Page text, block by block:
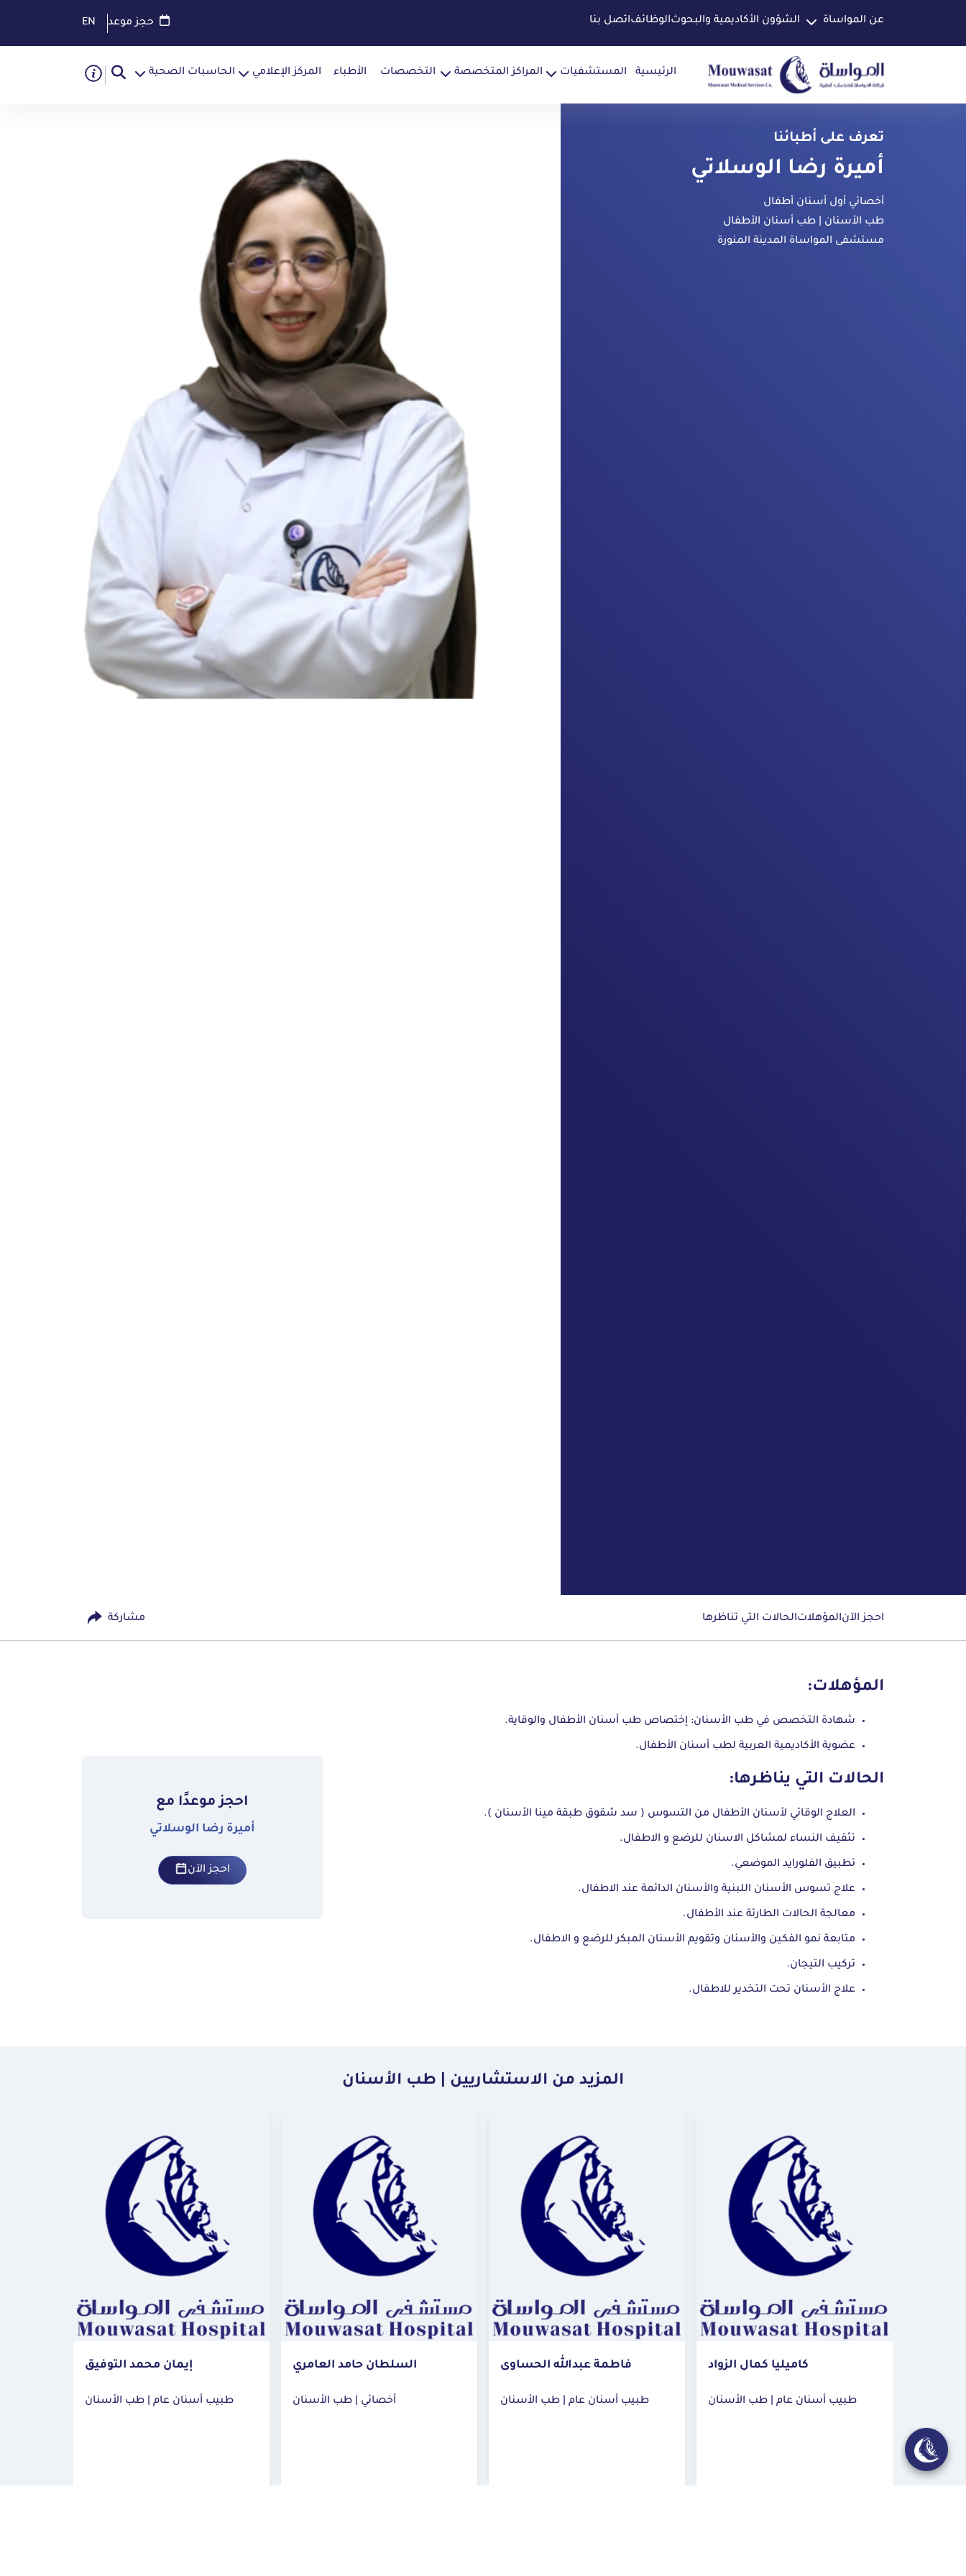
عن المواساة الشؤون الأكاديمية والبحوثالوظائفاتصل بنا حجز موعد EN
الرئيسية المستشفيات المراكز المتخصصة التخصصات الأطباء المركز الإعلامي الحاسبات الصحية
تعرف على أطبائنا
أميرة رضا الوسلاتي
أخصائي أول أسنان أطفال
طب الأسنان | طب أسنان الأطفال
مستشفى المواساة المدينة المنورة
احجز الآنالمؤهلاتالحالات التي تناظرها مشاركة
المؤهلات:
شهادة التخصص في طب الأسنان: إختصاص طب أسنان الأطفال والوقاية.
عضوية الأكاديمية العربية لطب أسنان الأطفال.
الحالات التي يناظرها:
العلاج الوقائي لأسنان الأطفال من التسوس ( سد شقوق طبقة مينا الأسنان ).
تثقيف النساء لمشاكل الاسنان للرضع و الاطفال.
تطبيق الفلورايد الموضعي.
علاج تسوس الأسنان اللبنية والأسنان الدائمة عند الاطفال.
معالجة الحالات الطارئة عند الأطفال.
متابعة نمو الفكين والأسنان وتقويم الأسنان المبكر للرضع و الاطفال.
تركيب التيجان.
علاج الأسنان تحت التخدير للاطفال.
احجز موعدًا مع
أميرة رضا الوسلاتي
احجز الآن
المزيد من الاستشاريين | طب الأسنان
كاميليا كمال الزواد
طبيب أسنان عام | طب الأسنان
فاطمة عبدالله الحساوى
طبيب أسنان عام | طب الأسنان
السلطان حامد العامري
أخصائي | طب الأسنان
إيمان محمد التوفيق
طبيب أسنان عام | طب الأسنان